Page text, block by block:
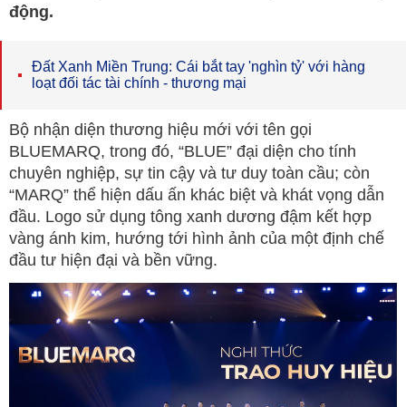
động.
Đất Xanh Miền Trung: Cái bắt tay 'nghìn tỷ' với hàng
loạt đối tác tài chính - thương mại
Bộ nhận diện thương hiệu mới với tên gọi
BLUEMARQ, trong đó, “BLUE” đại diện cho tính
chuyên nghiệp, sự tin cậy và tư duy toàn cầu; còn
“MARQ” thể hiện dấu ấn khác biệt và khát vọng dẫn
đầu. Logo sử dụng tông xanh dương đậm kết hợp
vàng ánh kim, hướng tới hình ảnh của một định chế
đầu tư hiện đại và bền vững.